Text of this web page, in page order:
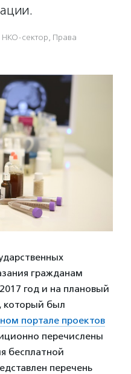
НКО-сектор, Права
гражданам
год и на плановый
который был
портале проектов
перечислены
бесплатной
перечень